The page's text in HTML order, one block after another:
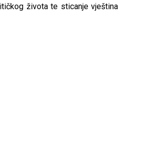
života te sticanje vještina